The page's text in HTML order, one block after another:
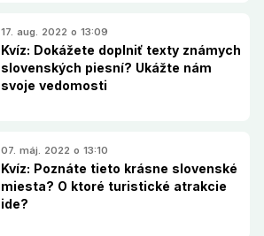
17. aug. 2022 o 13:09
Kvíz: Dokážete doplniť texty známych
slovenských piesní? Ukážte nám
svoje vedomosti
07. máj. 2022 o 13:10
Kvíz: Poznáte tieto krásne slovenské
miesta? O ktoré turistické atrakcie
ide?